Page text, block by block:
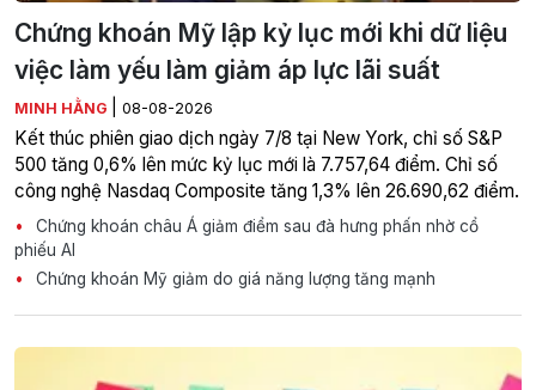
Chứng khoán Mỹ lập kỷ lục mới khi dữ liệu
việc làm yếu làm giảm áp lực lãi suất
MINH HẰNG 08-08-2026
Kết thúc phiên giao dịch ngày 7/8 tại New York, chỉ số S&P
500 tăng 0,6% lên mức kỷ lục mới là 7.757,64 điểm. Chỉ số
công nghệ Nasdaq Composite tăng 1,3% lên 26.690,62 điểm.
Chứng khoán châu Á giảm điểm sau đà hưng phấn nhờ cổ
phiếu AI
Chứng khoán Mỹ giảm do giá năng lượng tăng mạnh